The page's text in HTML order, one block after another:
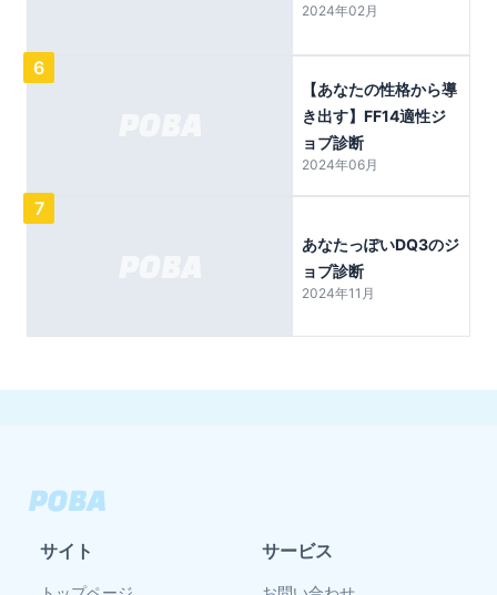
2024年02月
6
【あなたの性格から導
き出す】FF14適性ジ
ョブ診断
2024年06月
7
あなたっぽいDQ3のジ
ョブ診断
2024年11月
サイト サービス